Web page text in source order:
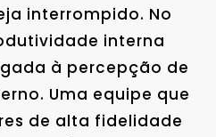
interrompido. No
interna
à percepção de
Uma equipe que
de alta fidelidade